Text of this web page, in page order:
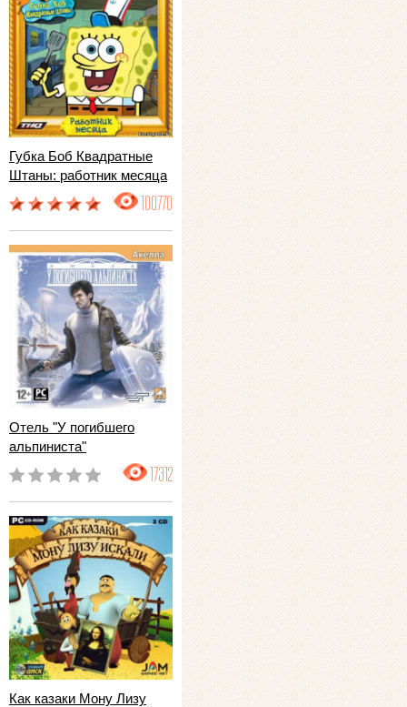
Губка Боб Квадратные
Штаны: работник месяца
100770
Отель "У погибшего
альпиниста"
17312
Как казаки Мону Лизу